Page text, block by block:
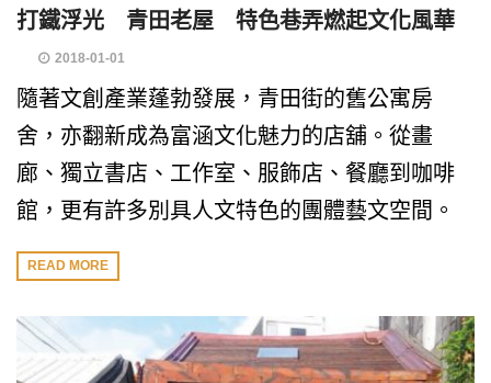
打鐵浮光 青田老屋 特色巷弄燃起文化風華
2018-01-01
隨著文創產業蓬勃發展，青田街的舊公寓房
舍，亦翻新成為富涵文化魅力的店舖。從畫
廊、獨立書店、工作室、服飾店、餐廳到咖啡
館，更有許多別具人文特色的團體藝文空間。
READ MORE